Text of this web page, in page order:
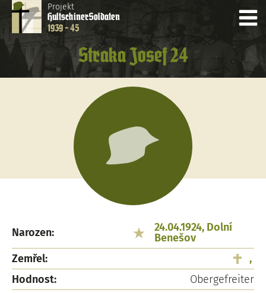
Projekt
HultschinerSoldaten
1939 - 45
Straka Josef 24
Narozen:
24.04.1924, Dolní
Benešov
Zemřel:
,
Hodnost:
Obergefreiter